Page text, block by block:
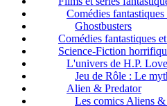
Comédies
Ghostbusters
Comédies fantastiques
Science-Fiction
L'univers de H.P.
Jeu de Rôle : Le
Alien & Predator
Les comics Aliens &